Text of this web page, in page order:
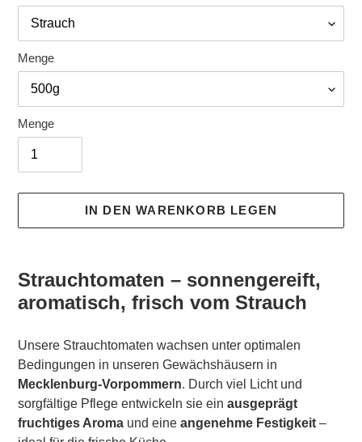
Menge
Menge
IN DEN WARENKORB LEGEN
wird
Warenkorb
Strauchtomaten – sonnengereift,
aromatisch, frisch vom Strauch
Unsere Strauchtomaten wachsen unter optimalen
Bedingungen in unseren Gewächshäusern in
Mecklenburg-Vorpommern. Durch viel Licht und
sorgfältige Pflege entwickeln sie ein ausgeprägt
fruchtiges Aroma und eine angenehme Festigkeit –